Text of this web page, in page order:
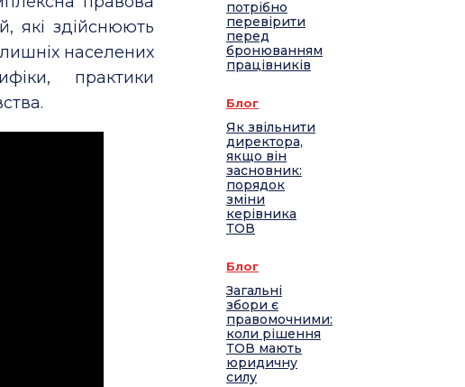
які здійснюють
населених
практики
потрібно
перевірити
перед
бронюванням
працівників
Блог
Як звільнити
директора,
якщо він
засновник:
порядок
зміни
керівника
ТОВ
Блог
Загальні
збори є
правомочними:
коли рішення
ТОВ мають
юридичну
силу